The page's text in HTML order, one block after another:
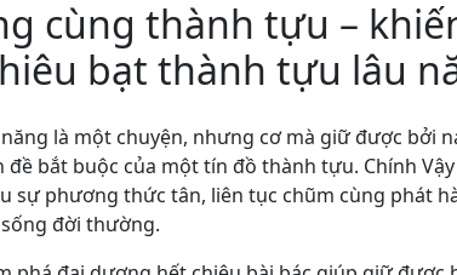
cùng thành tựu –
bạt thành tựu lâu
là một chuyện, nhưng cơ mà giữ được bởi
đề bắt buộc của một tín đồ thành tựu. Chính
sự phương thức tân, liên tục chũm cùng phát
đời thường.